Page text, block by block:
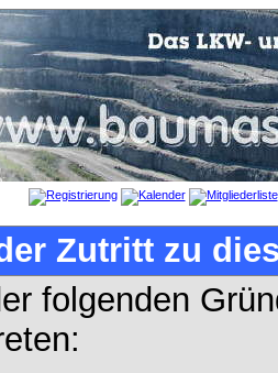
Zutritt zu
folgenden